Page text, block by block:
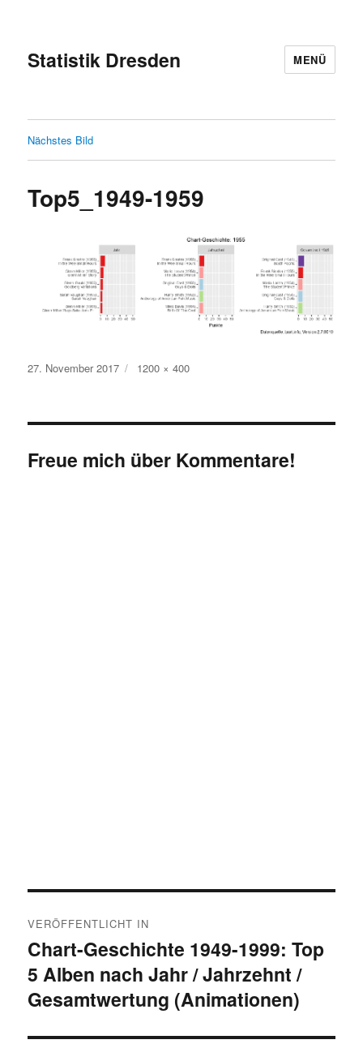
Statistik Dresden MENÜ
Nächstes Bild
Top5_1949-1959
Veröffentlicht
27. November 2017 Originalgröße
1200 × 400
Freue mich über Kommentare!
VERÖFFENTLICHT IN
Chart-Geschichte 1949-1999: Top
5 Alben nach Jahr / Jahrzehnt /
Gesamtwertung (Animationen)